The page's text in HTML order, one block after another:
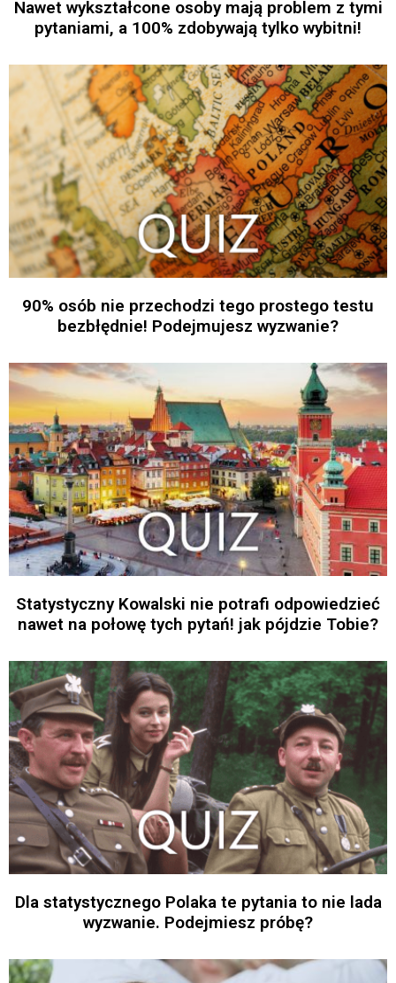
Nawet wykształcone osoby mają problem z tymi
pytaniami, a 100% zdobywają tylko wybitni!
90% osób nie przechodzi tego prostego testu
bezbłędnie! Podejmujesz wyzwanie?
Statystyczny Kowalski nie potrafi odpowiedzieć
nawet na połowę tych pytań! jak pójdzie Tobie?
Dla statystycznego Polaka te pytania to nie lada
wyzwanie. Podejmiesz próbę?